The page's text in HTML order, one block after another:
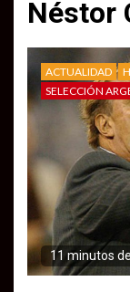
Néstor
ACTUALIDAD
SELECCIÓN
11 minutos